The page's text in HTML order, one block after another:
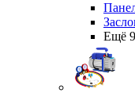
Ещё 9